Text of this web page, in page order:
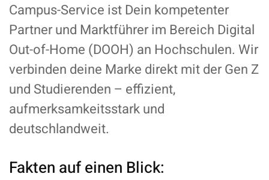
Campus-Service ist Dein kompetenter
Partner und Marktführer im Bereich Digital
Out-of-Home (DOOH) an Hochschulen. Wir
verbinden deine Marke direkt mit der Gen Z
und Studierenden – effizient,
aufmerksamkeitsstark und
deutschlandweit.
Fakten auf einen Blick: